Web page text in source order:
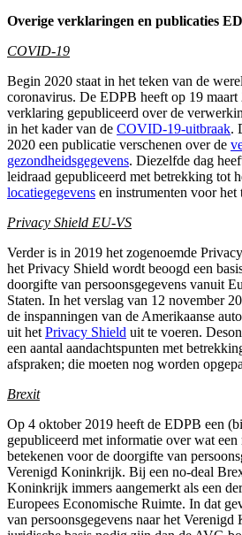
Overige verklaringen en publicaties
COVID-19
Begin 2020 staat in het teken van de
coronavirus. De EDPB heeft op 19 maart
verklaring gepubliceerd over de
in het kader van de COVID-19-uitbraak.
2020 een publicatie verschenen over de
gezondheidsgegevens. Diezelfde dag
leidraad gepubliceerd met betrekking tot
locatiegegevens en instrumenten voor het
Privacy Shield EU-VS
Verder is in 2019 het zogenoemde
het Privacy Shield wordt beoogd een
doorgifte van persoonsgegevens vanuit
Staten. In het verslag van 12 november
de inspanningen van de Amerikaanse
uit het Privacy Shield uit te voeren.
een aantal aandachtspunten met
afspraken; die moeten nog worden
Brexit
Op 4 oktober 2019 heeft de EDPB een
gepubliceerd met informatie over wat een
betekenen voor de doorgifte van
Verenigd Koninkrijk. Bij een no-deal
Koninkrijk immers aangemerkt als een
Europees Economische Ruimte. In dat
van persoonsgegevens naar het